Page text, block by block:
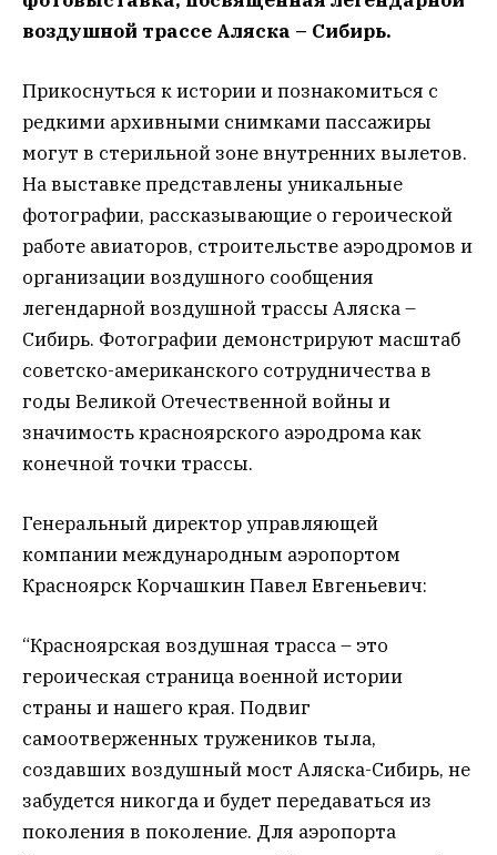
воздушной трассе Аляска – Сибирь.
Прикоснуться к истории и познакомиться с
редкими архивными снимками пассажиры
могут в стерильной зоне внутренних вылетов.
На выставке представлены уникальные
фотографии, рассказывающие о героической
работе авиаторов, строительстве аэродромов и
организации воздушного сообщения
легендарной воздушной трассы Аляска –
Сибирь. Фотографии демонстрируют масштаб
советско-американского сотрудничества в
годы Великой Отечественной войны и
значимость красноярского аэродрома как
конечной точки трассы.
Генеральный директор управляющей
компании международным аэропортом
Красноярск Корчашкин Павел Евгеньевич:
“Красноярская воздушная трасса – это
героическая страница военной истории
страны и нашего края. Подвиг
самоотверженных тружеников тыла,
создавших воздушный мост Аляска-Сибирь, не
забудется никогда и будет передаваться из
поколения в поколение. Для аэропорта